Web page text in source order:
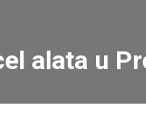
alata u